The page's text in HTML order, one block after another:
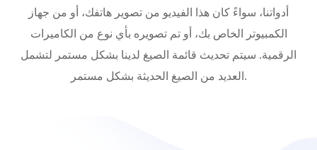
أدواتنا، سواءً كان هذا الفيديو من تصوير هاتفك، أو من جهاز
الكمبيوتر الخاص بك، أو تم تصويره بأي نوع من الكاميرات
الرقمية. سيتم تحديث قائمة الصيغ لدينا بشكل مستمر لتشمل
العديد من الصيغ الحديثة بشكل مستمر.